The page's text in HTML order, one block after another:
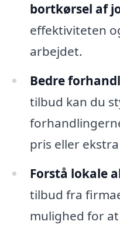
bortkørsel af
effektiviteten
arbejdet.
Bedre
tilbud kan du
pris eller
Forstå lokale
tilbud fra
mulighed for